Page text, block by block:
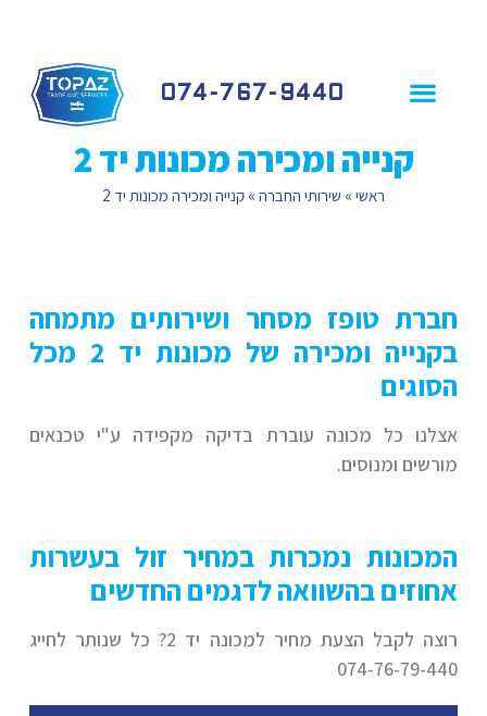
074-767-9440
קנייה ומכירה מכונות יד 2
ראשי » שירותי החברה » קנייה ומכירה מכונות יד 2
חברת טופז מסחר ושירותים מתמחה
בקנייה ומכירה של מכונות יד 2 מכל
הסוגים
אצלנו כל מכונה עוברת בדיקה מקפידה ע"י טכנאים
מורשים ומנוסים.
המכונות נמכרות במחיר זול בעשרות
אחוזים בהשוואה לדגמים החדשים
רוצה לקבל הצעת מחיר למכונה יד 2? כל שנותר לחייג
074-76-79-440